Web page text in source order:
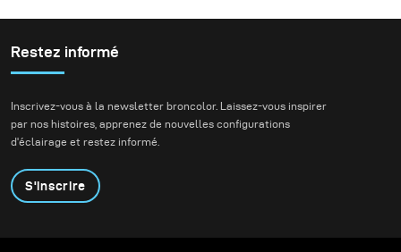
Restez informé
Inscrivez-vous à la newsletter broncolor. Laissez-vous inspirer
par nos histoires, apprenez de nouvelles configurations
d'éclairage et restez informé.
S'inscrire